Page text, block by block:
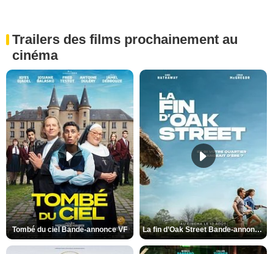
Trailers des films prochainement au
cinéma
Tombé du ciel Bande-annonce VF La fin d’Oak Street Bande-annonce VO STFR